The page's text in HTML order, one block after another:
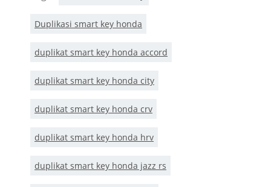
Duplikasi smart key honda
duplikat smart key honda accord
duplikat smart key honda city
duplikat smart key honda crv
duplikat smart key honda hrv
duplikat smart key honda jazz rs